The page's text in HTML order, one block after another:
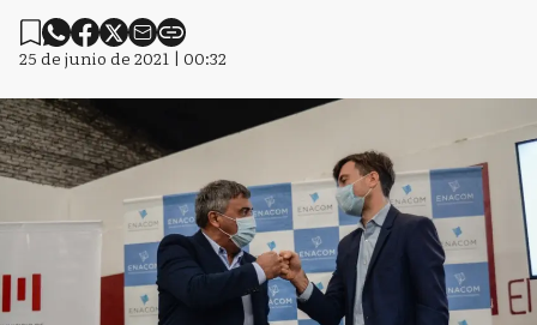
25 de junio de 2021 | 00:32